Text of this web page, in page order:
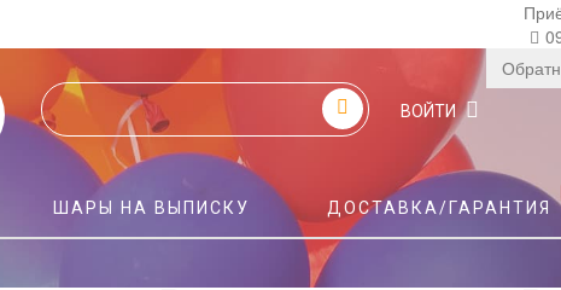
ВОЙТИ
ШАРЫ НА ВЫПИСКУ ДОСТАВКА/ГАРАНТИЯ